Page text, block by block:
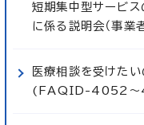
短期集中型サービス
に係る説明会（事業
医療相談を受けたい
(FAQID-4052～